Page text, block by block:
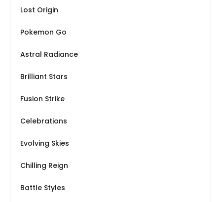
Lost Origin
Pokemon Go
Astral Radiance
Brilliant Stars
Fusion Strike
Celebrations
Evolving Skies
Chilling Reign
Battle Styles